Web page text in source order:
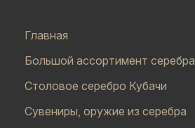
Главная
Большой ассортимент серебра
Столовое серебро Кубачи
Сувениры, оружие из серебра